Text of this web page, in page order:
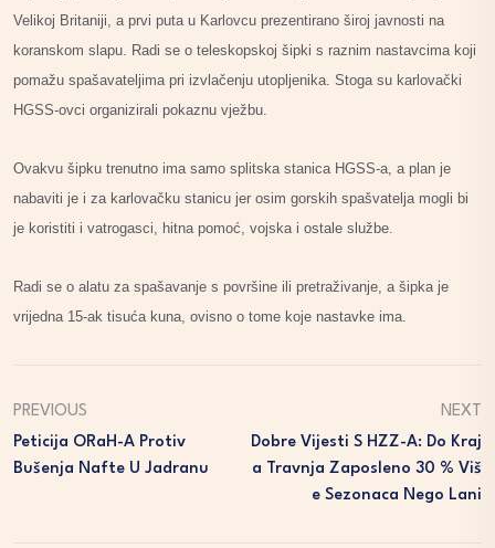
Velikoj Britaniji, a prvi puta u Karlovcu prezentirano široj javnosti na
koranskom slapu. Radi se o teleskopskoj šipki s raznim nastavcima koji
pomažu spašavateljima pri izvlačenju utopljenika. Stoga su karlovački
HGSS-ovci organizirali pokaznu vježbu.
Ovakvu šipku trenutno ima samo splitska stanica HGSS-a, a plan je
nabaviti je i za karlovačku stanicu jer osim gorskih spašvatelja mogli bi
je koristiti i vatrogasci, hitna pomoć, vojska i ostale službe.
Radi se o alatu za spašavanje s površine ili pretraživanje, a šipka je
vrijedna 15-ak tisuća kuna, ovisno o tome koje nastavke ima.
PREVIOUS
Peticija ORaH-A Protiv
Bušenja Nafte U Jadranu
NEXT
Dobre Vijesti S HZZ-A: Do Kraj
A Travnja Zaposleno 30 % Viš
E Sezonaca Nego Lani